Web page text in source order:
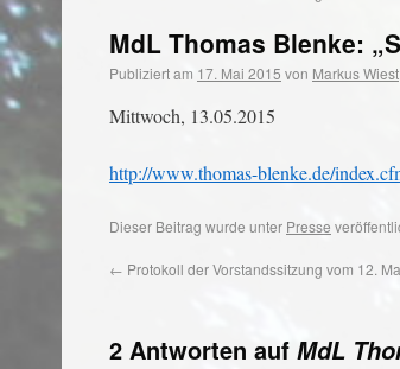
MdL Thomas Blenke:
Publiziert am 17. Mai 2015 von Markus Wiest
Mittwoch, 13.05.2015
http://www.thomas-blenke.de/
Dieser Beitrag wurde unter Presse
← Protokoll der Vorstandssitzung vom 12.
2 Antworten auf MdL